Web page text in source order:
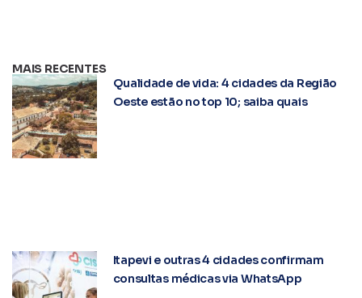
MAIS RECENTES
Qualidade de vida: 4 cidades da Região
Oeste estão no top 10; saiba quais
Itapevi e outras 4 cidades confirmam
consultas médicas via WhatsApp